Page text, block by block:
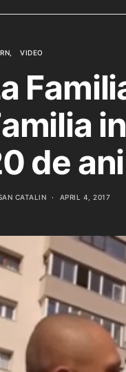
VIDEO
de
CATALIN APRIL 4, 2017